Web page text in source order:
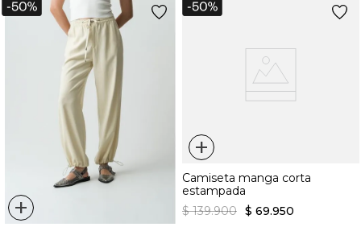
+
+
Camiseta manga corta
estampada
$ 139.900 $ 69.950